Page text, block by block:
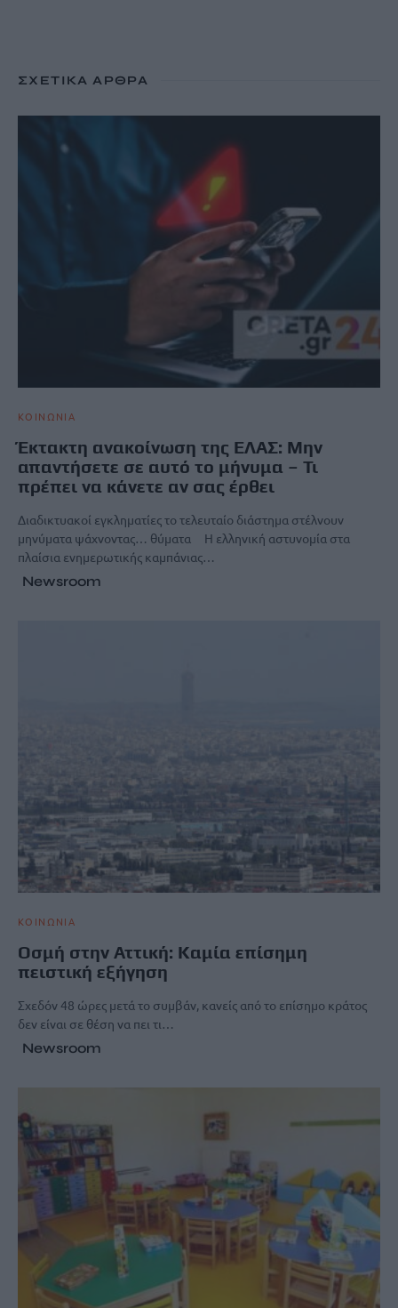
ΣΧΕΤΙΚΆ ΆΡΘΡΑ
ΚΟΙΝΩΝΙΑ
Έκτακτη ανακοίνωση της ΕΛΑΣ: Μην
απαντήσετε σε αυτό το μήνυμα – Τι
πρέπει να κάνετε αν σας έρθει
Διαδικτυακοί εγκληματίες το τελευταίο διάστημα στέλνουν
μηνύματα ψάχνοντας… θύματα Η ελληνική αστυνομία στα
πλαίσια ενημερωτικής καμπάνιας…
Newsroom
ΚΟΙΝΩΝΙΑ
Οσμή στην Αττική: Καμία επίσημη
πειστική εξήγηση
Σχεδόν 48 ώρες μετά το συμβάν, κανείς από το επίσημο κράτος
δεν είναι σε θέση να πει τι…
Newsroom